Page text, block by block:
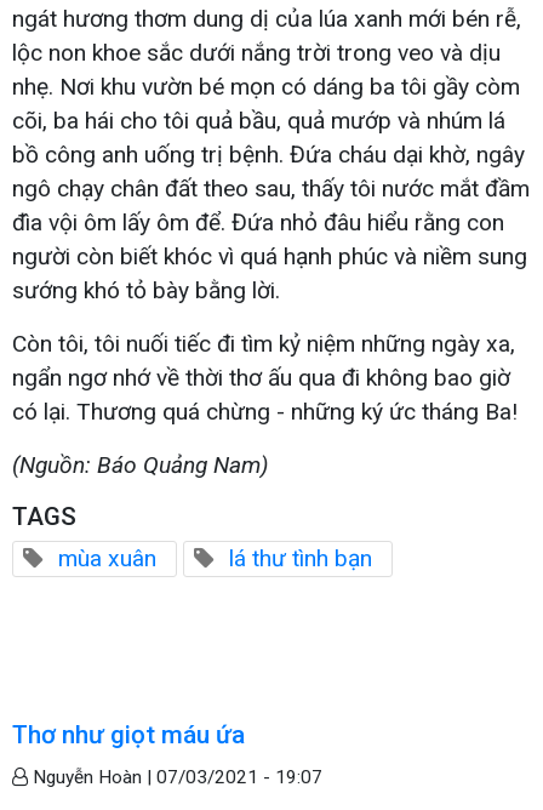
ngát hương thơm dung dị của lúa xanh mới bén rễ,
lộc non khoe sắc dưới nắng trời trong veo và dịu
nhẹ. Nơi khu vườn bé mọn có dáng ba tôi gầy còm
cõi, ba hái cho tôi quả bầu, quả mướp và nhúm lá
bồ công anh uống trị bệnh. Đứa cháu dại khờ, ngây
ngô chạy chân đất theo sau, thấy tôi nước mắt đầm
đìa vội ôm lấy ôm để. Đứa nhỏ đâu hiểu rằng con
người còn biết khóc vì quá hạnh phúc và niềm sung
sướng khó tỏ bày bằng lời.
Còn tôi, tôi nuối tiếc đi tìm kỷ niệm những ngày xa,
ngẩn ngơ nhớ về thời thơ ấu qua đi không bao giờ
có lại. Thương quá chừng - những ký ức tháng Ba!
(Nguồn: Báo Quảng Nam)
TAGS
mùa xuân lá thư tình bạn
Thơ như giọt máu ứa
Nguyễn Hoàn | 07/03/2021 - 19:07